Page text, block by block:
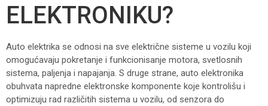
ELEKTRONIKU?
Auto elektrika se odnosi na sve električne sisteme u vozilu koji
omogućavaju pokretanje i funkcionisanje motora, svetlosnih
sistema, paljenja i napajanja. S druge strane, auto elektronika
obuhvata napredne elektronske komponente koje kontrolišu i
optimizuju rad različitih sistema u vozilu, od senzora do